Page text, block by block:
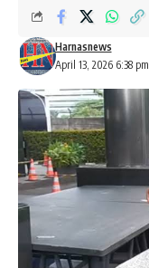
April 13, 2026 6:38 pm
Harnasnews